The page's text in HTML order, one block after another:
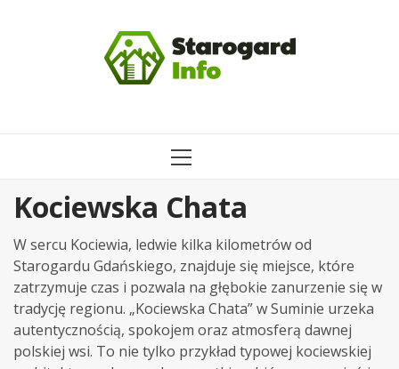
MENU
Kociewska Chata
W sercu Kociewia, ledwie kilka kilometrów od
Starogardu Gdańskiego, znajduje się miejsce, które
zatrzymuje czas i pozwala na głębokie zanurzenie się w
tradycję regionu. „Kociewska Chata” w Suminie urzeka
autentycznością, spokojem oraz atmosferą dawnej
polskiej wsi. To nie tylko przykład typowej kociewskiej